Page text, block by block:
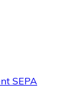
SEPA